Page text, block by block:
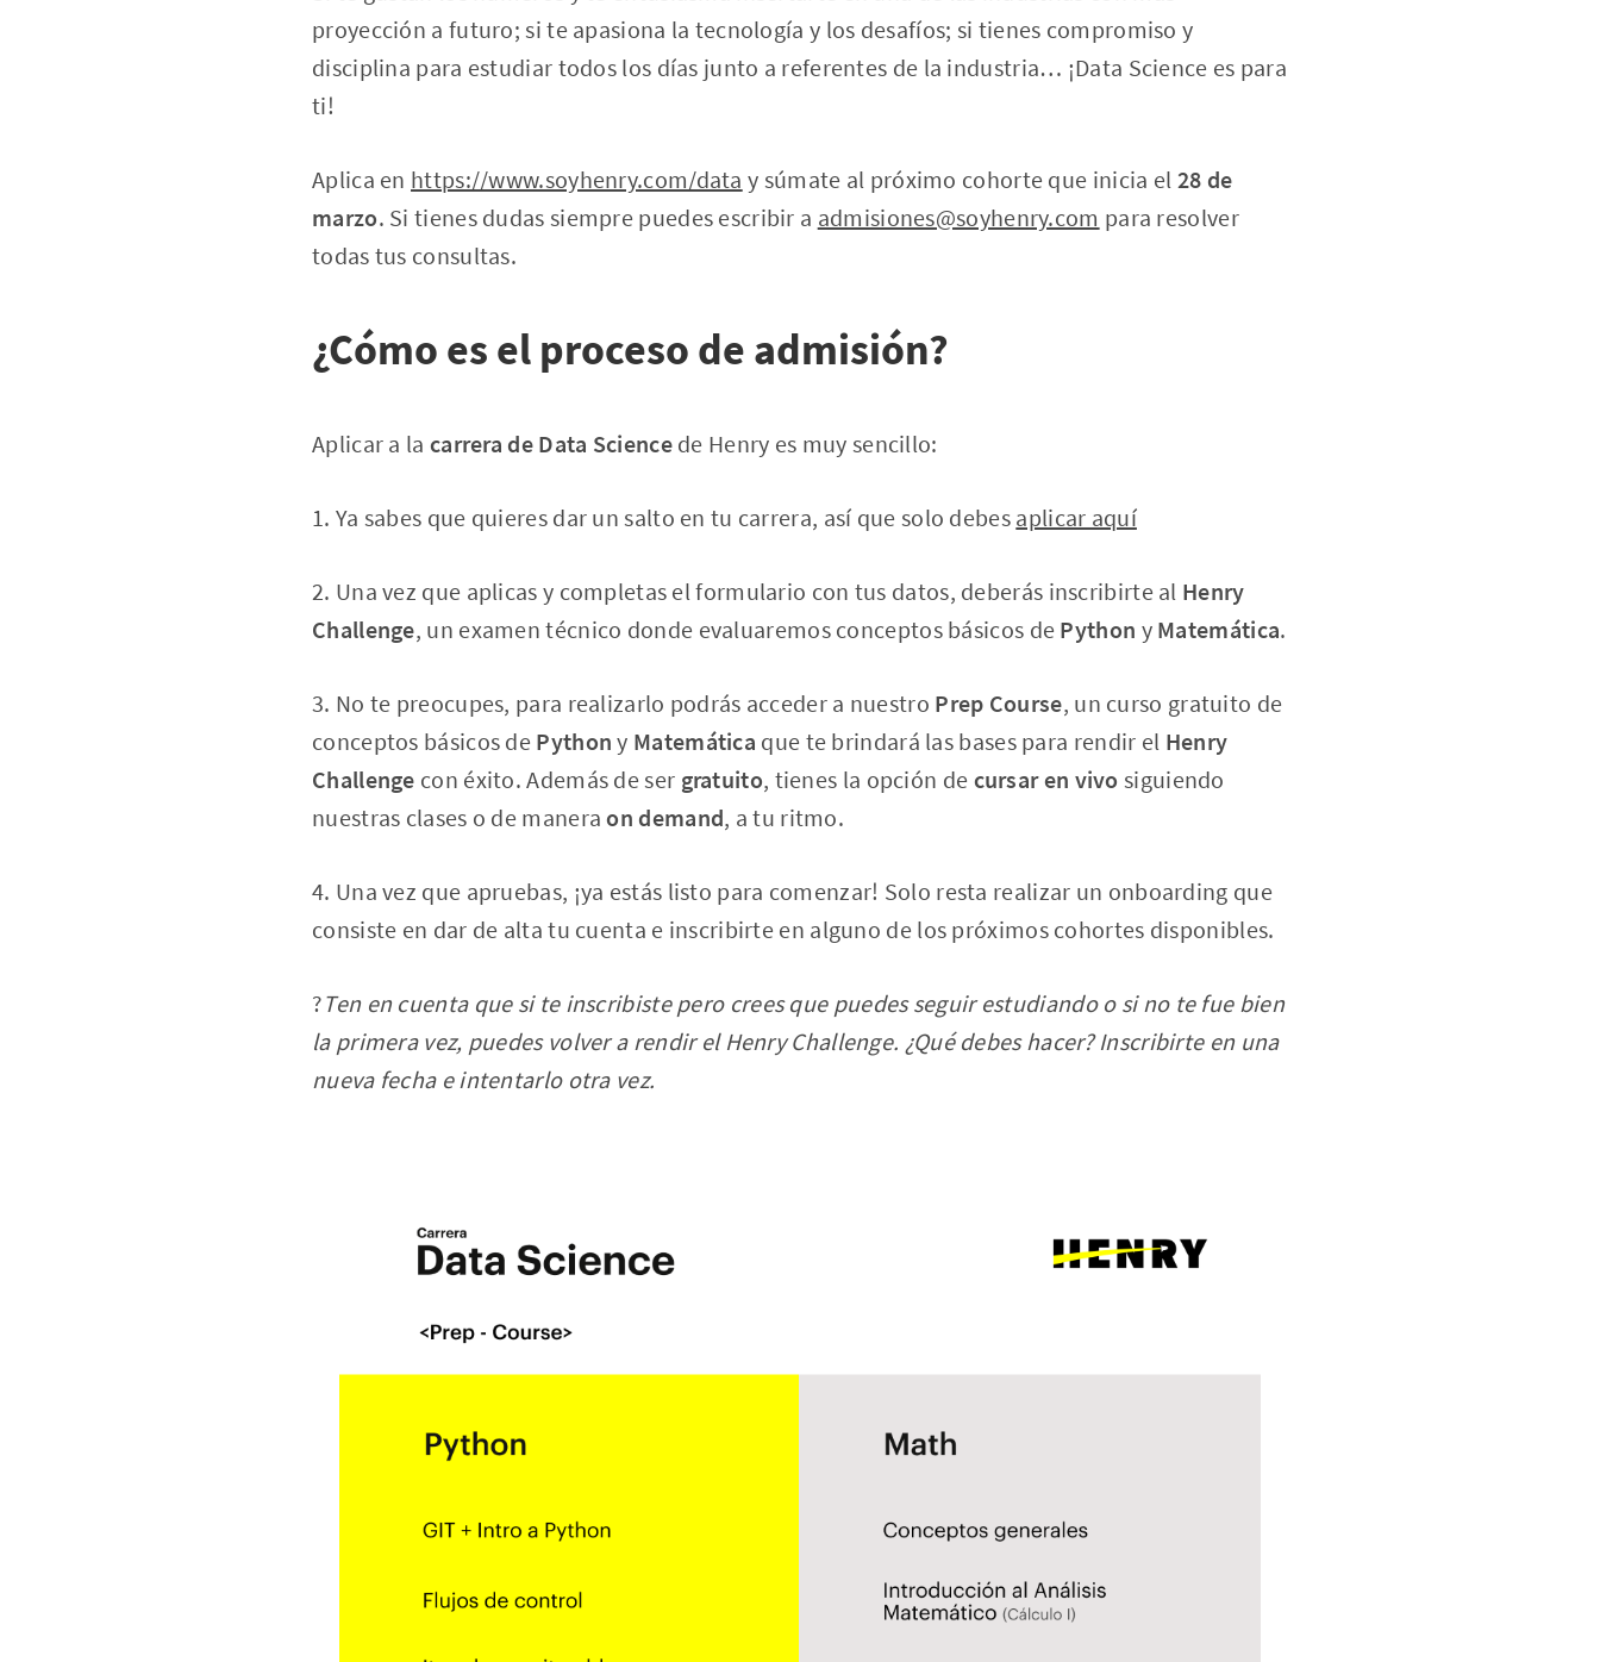
proyección a futuro; si te apasiona la tecnología y los desafíos; si tienes compromiso y
disciplina para estudiar todos los días junto a referentes de la industria… ¡Data Science es para
ti!
Aplica en https://www.soyhenry.com/data y súmate al próximo cohorte que inicia el 28 de
marzo. Si tienes dudas siempre puedes escribir a admisiones@soyhenry.com para resolver
todas tus consultas.
¿Cómo es el proceso de admisión?
Aplicar a la carrera de Data Sciencede Henry es muy sencillo:
1. Ya sabes que quieres dar un salto en tu carrera, así que solo debes aplicar aquí
2. Una vez que aplicas y completas el formulario con tus datos, deberás inscribirte al Henry
Challenge, un examen técnico donde evaluaremos conceptos básicos de Python y Matemática.
3. No te preocupes, para realizarlo podrás acceder a nuestro Prep Course, un curso gratuito de
conceptos básicos de Pythony Matemática que te brindará las bases para rendir el Henry
Challenge con éxito. Además de ser gratuito, tienes la opción de cursar en vivo siguiendo
nuestras clases o de maneraon demand, a tu ritmo.
4. Una vez que apruebas, ¡ya estás listo para comenzar! Solo resta realizar un onboarding que
consiste en dar de alta tu cuenta e inscribirte en alguno de los próximos cohortes disponibles.
?Ten en cuenta que si te inscribiste pero crees que puedes seguir estudiando o si no te fue bien
la primera vez, puedes volver a rendir el Henry Challenge. ¿Qué debes hacer? Inscribirte en una
nueva fecha e intentarlo otra vez.